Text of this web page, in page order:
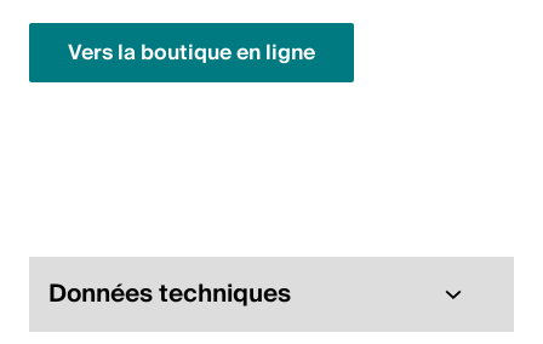
Suède
Svenska
Polski
English
Vers la boutique en ligne
Données techniques